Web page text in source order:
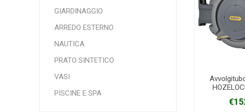
Makita
GIARDINAGGIO
ARREDO ESTERNO
NAUTICA
PRATO SINTETICO
VASI
PISCINE E SPA